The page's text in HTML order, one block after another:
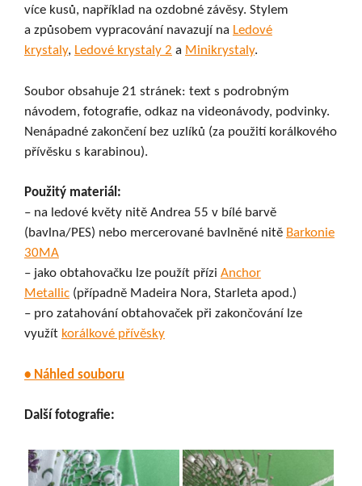
více kusů, například na ozdobné závěsy. Stylem
a způsobem vypracování navazují na Ledové
krystaly, Ledové krystaly 2 a Minikrystaly.
Soubor obsahuje 21 stránek: text s podrobným
návodem, fotografie, odkaz na videonávody, podvinky.
Nenápadné zakončení bez uzlíků (za použití korálkového
přívěsku s karabinou).
Použitý materiál:
– na ledové květy nitě Andrea 55 v bílé barvě
(bavlna/PES) nebo mercerované bavlněné nitě Barkonie
30MA
– jako obtahovačku lze použít přízi Anchor
Metallic (případně Madeira Nora, Starleta apod.)
– pro zatahování obtahovaček při zakončování lze
využít korálkové přívěsky
• Náhled souboru
Další fotografie: